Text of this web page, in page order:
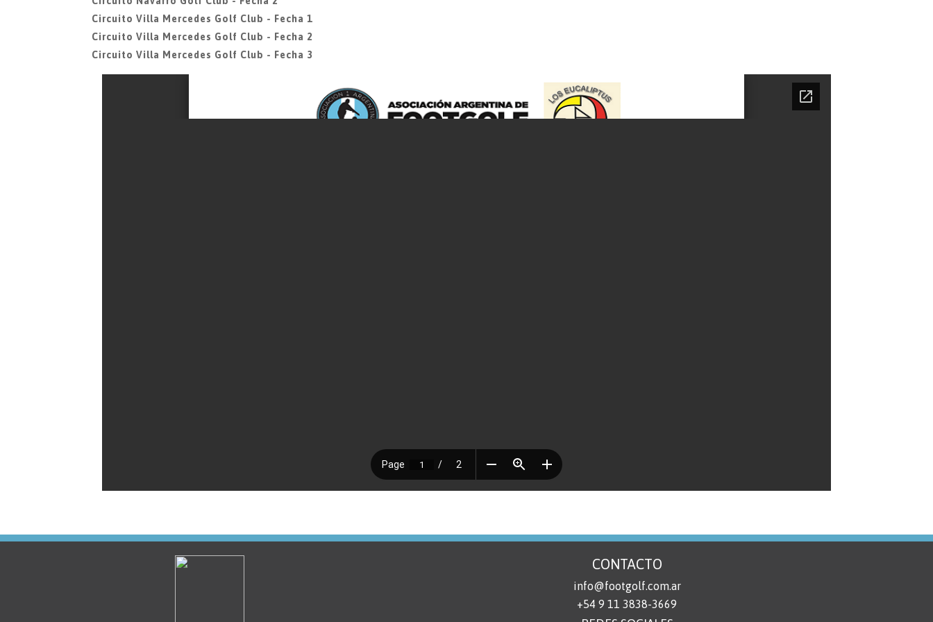
Circuito Villa Mercedes Golf Club - Fecha 1
Circuito Villa Mercedes Golf Club - Fecha 2
Circuito Villa Mercedes Golf Club - Fecha 3
CONTACTO
info@footgolf.com.ar
+54 9 11 3838-3669